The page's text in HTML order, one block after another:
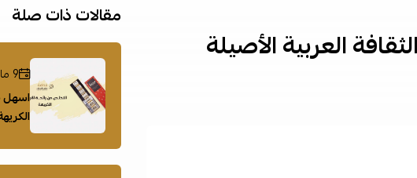
العربية الأصيلة
مقالات ذات صلة
9 مارس 2025
اسهل
الكريهة